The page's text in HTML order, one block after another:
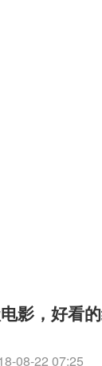
电影，好看
08-22 07:25